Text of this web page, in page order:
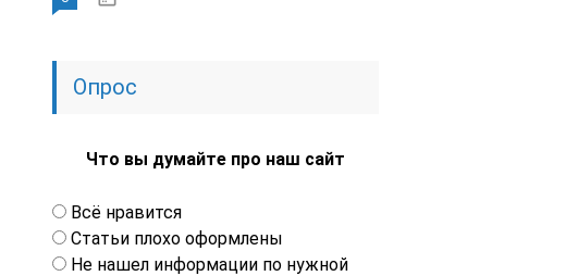
Опрос
Что вы думайте про наш сайт
Всё нравится
Статьи плохо оформлены
Не нашел информации по нужной